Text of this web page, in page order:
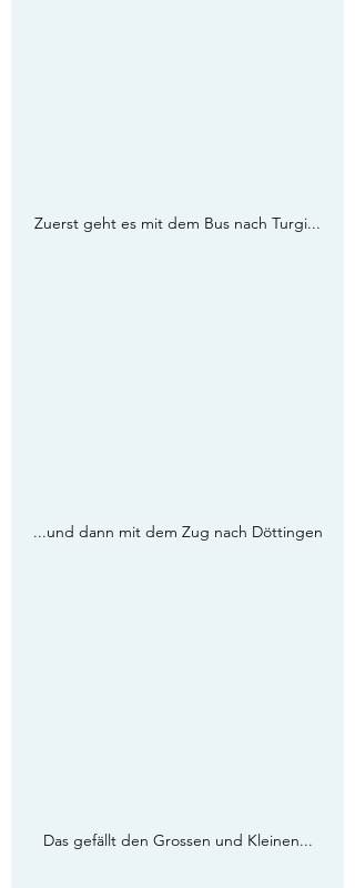
Zuerst geht es mit dem Bus nach Turgi...
...und dann mit dem Zug nach Döttingen
Das gefällt den Grossen und Kleinen...